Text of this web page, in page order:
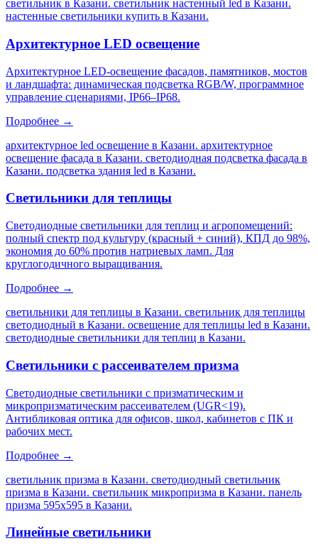
светильник в Казани. светильник настенный led в Казани.
настенные светильники купить в Казани.
Архитектурное LED освещение
Архитектурное LED-освещение фасадов, памятников, мостов
и ландшафта: динамическая подсветка RGB/W, программное
управление сценариями, IP66–IP68.
Подробнее →
архитектурное led освещение в Казани. архитектурное
освещение фасада в Казани. светодиодная подсветка фасада в
Казани. подсветка здания led в Казани.
Светильники для теплицы
Светодиодные светильники для теплиц и агропомещений:
полный спектр под культуру (красный + синий), КПД до 98%,
экономия до 60% против натриевых ламп. Для
круглогодичного выращивания.
Подробнее →
светильники для теплицы в Казани. светильник для теплицы
светодиодный в Казани. освещение для теплицы led в Казани.
светодиодные светильники для теплиц в Казани.
Светильники с рассеивателем призма
Светодиодные светильники с призматическим и
микропризматическим рассеивателем (UGR<19).
Антибликовая оптика для офисов, школ, кабинетов с ПК и
рабочих мест.
Подробнее →
светильник призма в Казани. светодиодный светильник
призма в Казани. светильник микропризма в Казани. панель
призма 595х595 в Казани.
Линейные светильники